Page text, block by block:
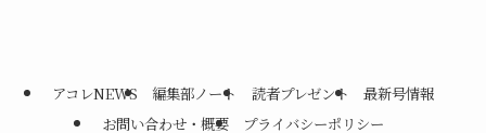
アコレNEWS 編集部ノート 読者プレゼント
最新号情報
お問い合わせ・概要
プライバシーポリシー